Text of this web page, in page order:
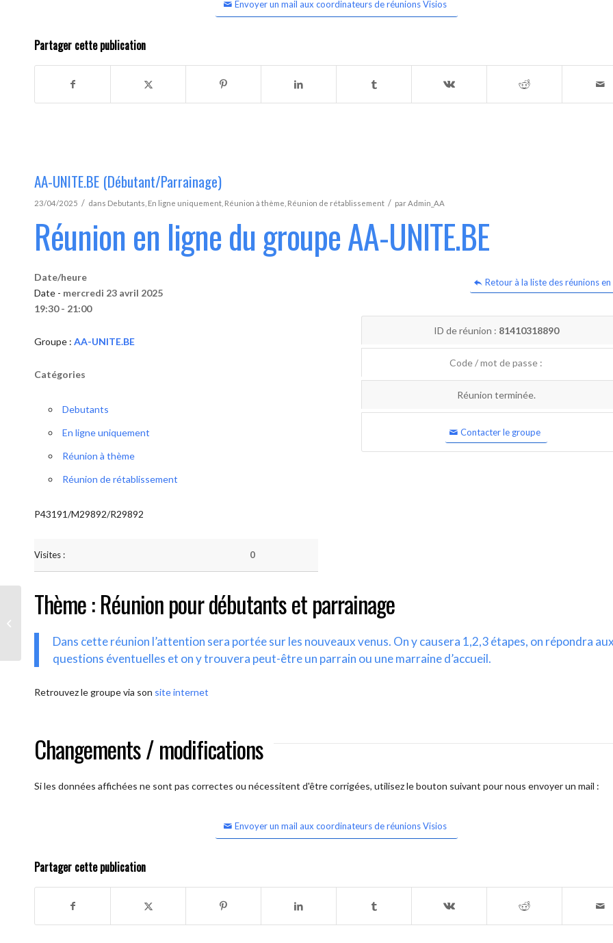
Envoyer un mail aux coordinateurs de réunions Visios
Partager cette publication
AA-UNITE.BE (Débutant/Parrainage)
23/04/2025 / dans Debutants En ligne uniquement Réunion à thème Réunion de rétablissement / parAdmin_AA
Réunion en ligne du groupe AA-UNITE.BE
Retour à la liste des réunions en
Date/heure
Date - mercredi 23 avril 2025
19:30 - 21:00
Groupe : AA-UNITE.BE
Catégories
Debutants
En ligne uniquement
Réunion à thème
Réunion de rétablissement
P43191/M29892/R29892
Visites : 0
ID de réunion : 81410318890
Code / mot de passe :
Réunion terminée.
Contacter le groupe
Thème : Réunion pour débutants et parrainage
Dans cette réunion l’attention sera portée sur les nouveaux venus. On y causera 1,2,3 étapes, on répondra
questions éventuelles et on y trouvera peut-être un parrain ou une marraine d’accueil.
Retrouvez le groupe via son site internet
Changements / modifications
Si les données affichées ne sont pas correctes ou nécessitent d'être corrigées, utilisez le bouton suivant pour nous envoyer un mail :
Envoyer un mail aux coordinateurs de réunions Visios
Partager cette publication